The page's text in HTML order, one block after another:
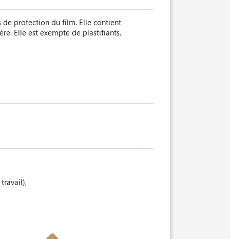
de protection du film. Elle contient
Elle est exempte de plastifiants.